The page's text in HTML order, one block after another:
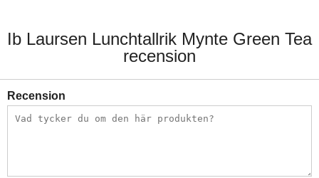
Ib Laursen Lunchtallrik Mynte Green Tea
recension
Recension